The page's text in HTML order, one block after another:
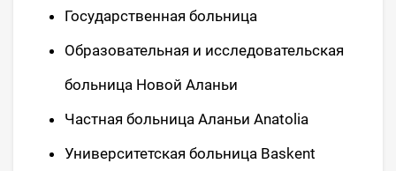
Государственная больница
Образовательная и исследовательская
больница Новой Аланьи
Частная больница Аланьи Anatolia
Университетская больница Baskent